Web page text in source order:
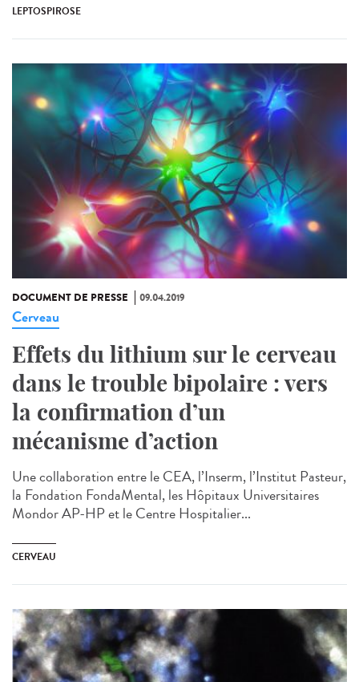
LEPTOSPIROSE
DOCUMENT DE PRESSE 09.04.2019
Cerveau
Effets du lithium sur le cerveau
dans le trouble bipolaire : vers
la confirmation d’un
mécanisme d’action
Une collaboration entre le CEA, l’Inserm, l’Institut Pasteur,
la Fondation FondaMental, les Hôpitaux Universitaires
Mondor AP-HP et le Centre Hospitalier...
CERVEAU